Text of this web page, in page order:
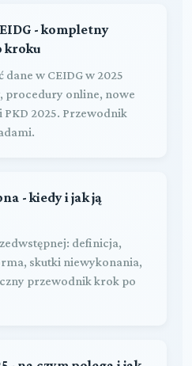
- kompletny
kroku
w CEIDG w 2025
procedury online, nowe
2025. Przewodnik
- kiedy i jak ją
definicja,
skutki niewykonania,
przewodnik krok po